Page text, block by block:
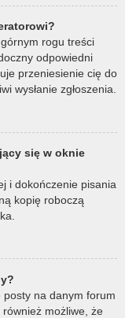
rogu treści
odpowiedni
przeniesienie cię do
wysłanie zgłoszenia.
się w oknie
i dokończenie pisania
kopię roboczą
posty na danym forum
możliwe, że